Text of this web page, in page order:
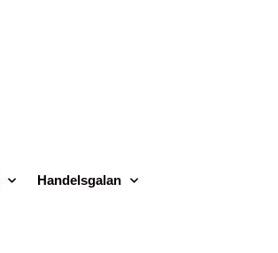
Handelsgalan